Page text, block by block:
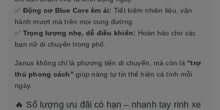
✅ Động cơ Blue Core êm ái: Tiết kiệm nhiên liệu, vận
hành mượt mà trên mọi cung đường.
✅ Trọng lượng nhẹ, dễ điều khiển: Hoàn hảo cho các
bạn nữ di chuyển trong phố.
Janus không chỉ là phương tiện di chuyển, mà còn là “trợ
thủ phong cách” giúp nàng tự tin thể hiện cá tính mỗi
ngày.
🔥 Số lượng ưu đãi có hạn – nhanh tay rinh xe